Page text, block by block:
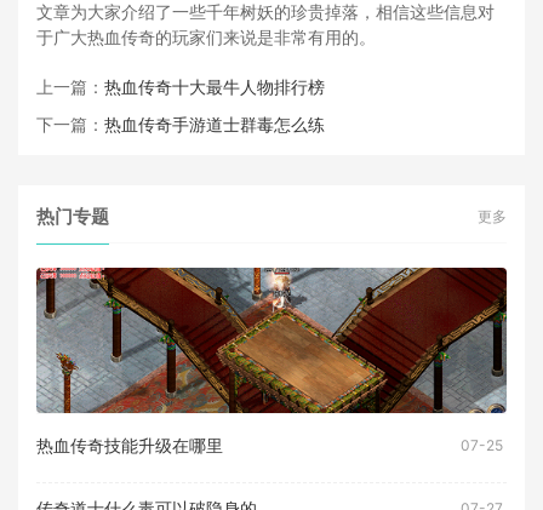
文章为大家介绍了一些千年树妖的珍贵掉落，相信这些信息对
于广大热血传奇的玩家们来说是非常有用的。
上一篇： 热血传奇十大最牛人物排行榜
下一篇： 热血传奇手游道士群毒怎么练
热门专题 更多
热血传奇技能升级在哪里 07-25